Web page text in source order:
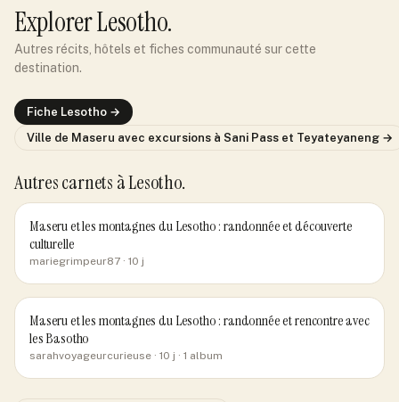
ExplorerLesotho.
Autres récits, hôtels et fiches communauté sur cette
destination.
Fiche Lesotho →
Ville de Maseru avec excursions à Sani Pass et Teyateyaneng →
Autres carnets à Lesotho.
Maseru et les montagnes du Lesotho : randonnée et découverte
culturelle
mariegrimpeur87 · 10 j
Maseru et les montagnes du Lesotho : randonnée et rencontre avec
les Basotho
sarahvoyageurcurieuse · 10 j · 1 album